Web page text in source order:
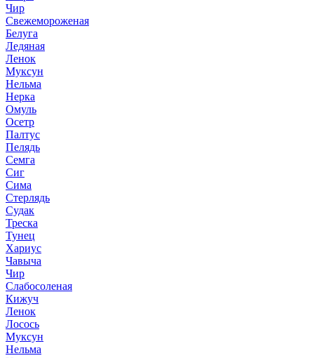
Чир
Свежемороженая
Белуга
Ледяная
Ленок
Муксун
Нельма
Нерка
Омуль
Осетр
Палтус
Пелядь
Семга
Сиг
Сима
Стерлядь
Судак
Треска
Тунец
Хариус
Чавыча
Чир
Слабосоленая
Кижуч
Ленок
Лосось
Муксун
Нельма